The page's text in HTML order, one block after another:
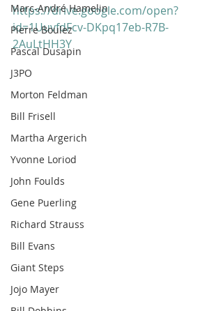
Marc-André Hamelin
Pierre Boulez
Pascal Dusapin
J3PO
Morton Feldman
Bill Frisell
Martha Argerich
Yvonne Loriod
John Foulds
Gene Puerling
Richard Strauss
Bill Evans
Giant Steps
Jojo Mayer
https://drive.google.com/open?
id=1UuvfdFcv-DKpq17eb-R7B-
2AuLtHH3Y